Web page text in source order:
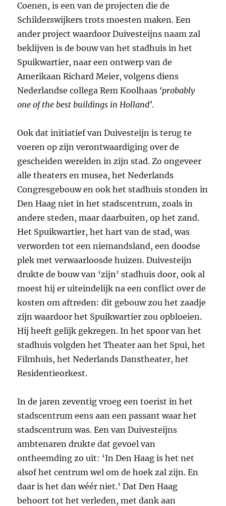
Coenen, is een van de projecten die de
Schilderswijkers trots moesten maken. Een
ander project waardoor Duivesteijns naam zal
beklijven is de bouw van het stadhuis in het
Spuikwartier, naar een ontwerp van de
Amerikaan Richard Meier, volgens diens
Nederlandse collega Rem Koolhaas ‘probably
one of the best buildings in Holland’.
Ook dat initiatief van Duivesteijn is terug te
voeren op zijn verontwaardiging over de
gescheiden werelden in zijn stad. Zo ongeveer
alle theaters en musea, het Nederlands
Congresgebouw en ook het stadhuis stonden in
Den Haag niet in het stadscentrum, zoals in
andere steden, maar daarbuiten, op het zand.
Het Spuikwartier, het hart van de stad, was
verworden tot een niemandsland, een doodse
plek met verwaarloosde huizen. Duivesteijn
drukte de bouw van ‘zijn’ stadhuis door, ook al
moest hij er uiteindelijk na een conflict over de
kosten om aftreden: dit gebouw zou het zaadje
zijn waardoor het Spuikwartier zou opbloeien.
Hij heeft gelijk gekregen. In het spoor van het
stadhuis volgden het Theater aan het Spui, het
Filmhuis, het Nederlands Danstheater, het
Residentieorkest.
In de jaren zeventig vroeg een toerist in het
stadscentrum eens aan een passant waar het
stadscentrum was. Een van Duivesteijns
ambtenaren drukte dat gevoel van
ontheemding zo uit: ‘In Den Haag is het net
alsof het centrum wel om de hoek zal zijn. En
daar is het dan wéér niet.’ Dat Den Haag
behoort tot het verleden, met dank aan